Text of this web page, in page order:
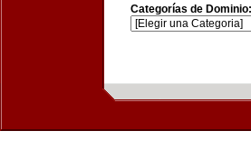
Categorías de Dominio: